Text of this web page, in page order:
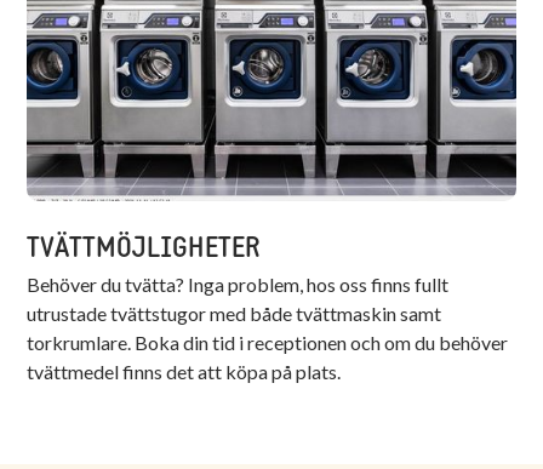
TVÄTTMÖJLIGHETER
Behöver du tvätta? Inga problem, hos oss finns fullt
utrustade tvättstugor med både tvättmaskin samt
torkrumlare. Boka din tid i receptionen och om du behöver
tvättmedel finns det att köpa på plats.